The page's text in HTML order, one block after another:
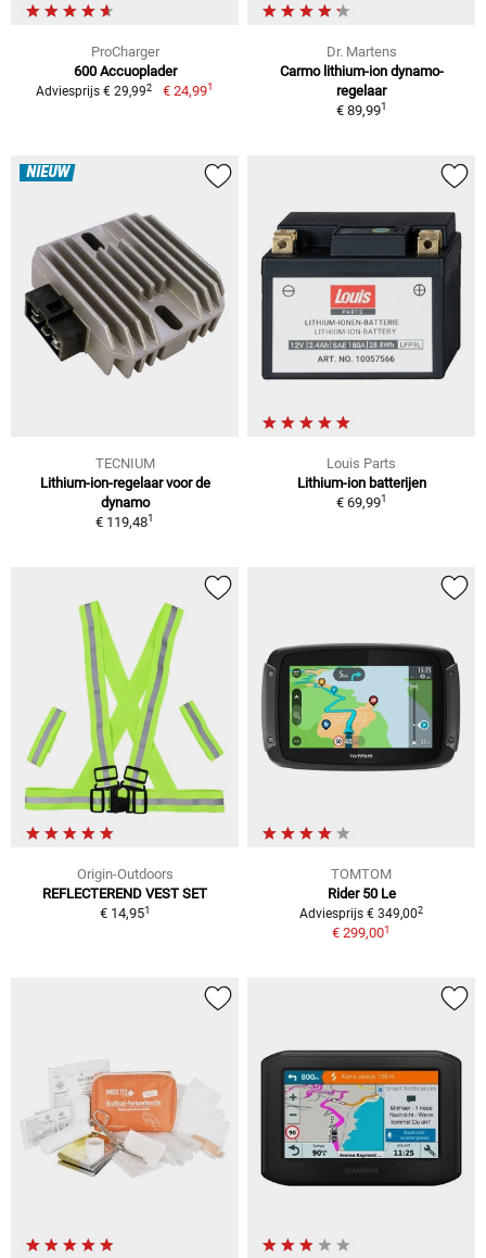
ProCharger
600 Accuoplader
Adviesprijs € 29,992 € 24,991
Dr. Martens
Carmo lithium-ion dynamo-
regelaar
€ 89,991
NIEUW
TECNIUM
Lithium-ion-regelaar voor de
dynamo
€ 119,481
Louis Parts
Lithium-ion batterijen
€ 69,991
Origin-Outdoors
REFLECTEREND VEST SET
€ 14,951
TOMTOM
Rider 50 Le
Adviesprijs € 349,002
€ 299,001